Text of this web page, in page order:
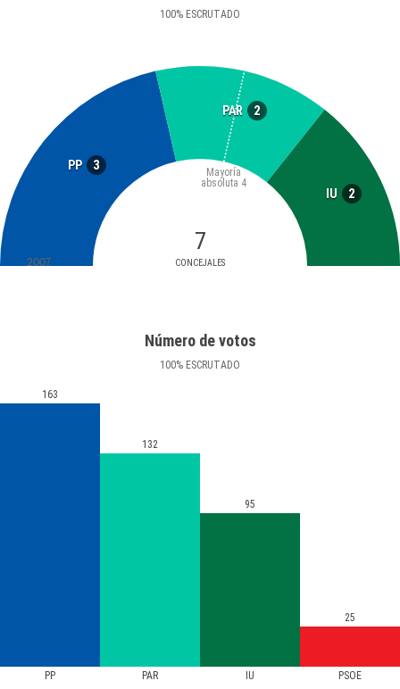
100% ESCRUTADO
PP 3
PAR 2
IU 2
7
CONCEJALES
Mayoría
absoluta 4
2007
Número de votos
100% ESCRUTADO
PP PAR IU PSOE
163
132
95
25